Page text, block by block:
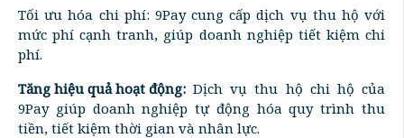
Tối ưu hóa chi phí: 9Pay cung cấp dịch vụ thu hộ với
mức phí cạnh tranh, giúp doanh nghiệp tiết kiệm chi
phí.
Tăng hiệu quả hoạt động: Dịch vụ thu hộ chi hộ của
9Pay giúp doanh nghiệp tự động hóa quy trình thu
tiền, tiết kiệm thời gian và nhân lực.